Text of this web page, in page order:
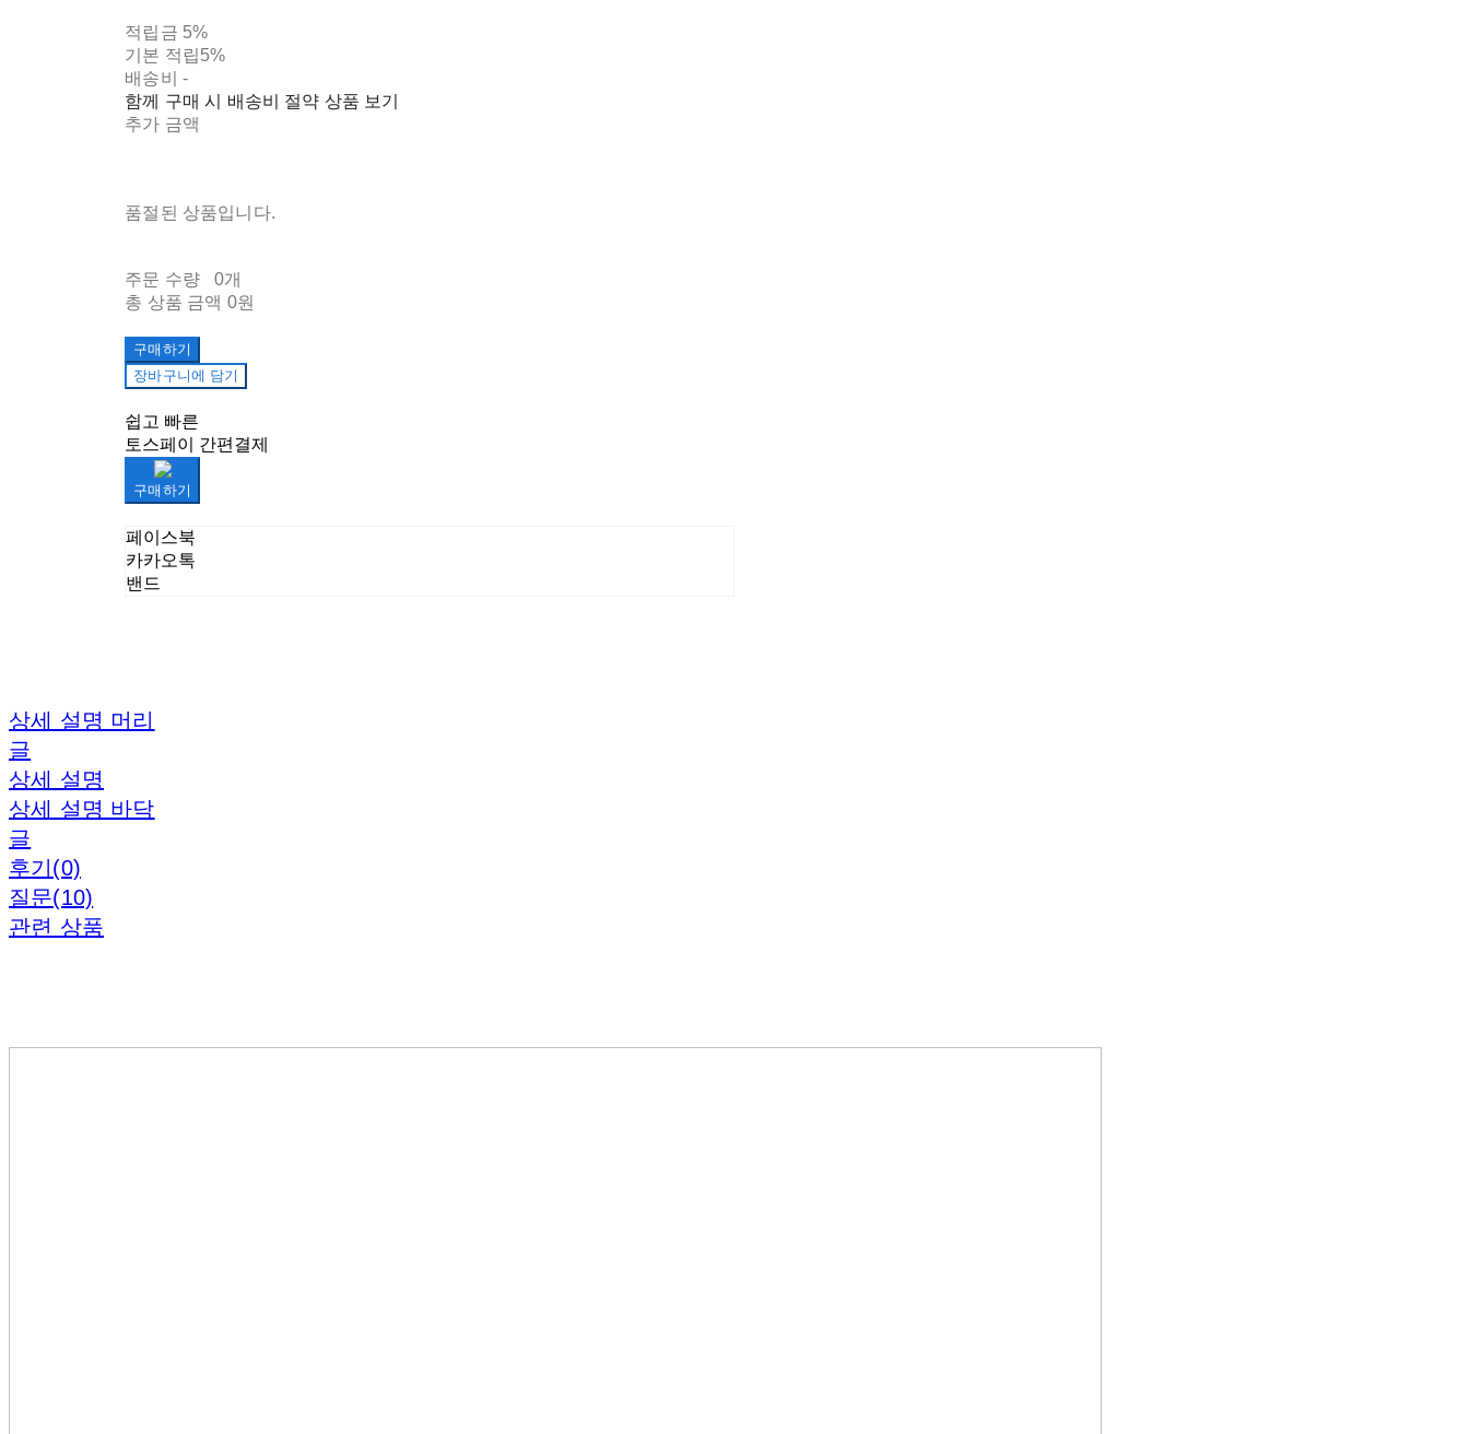
적립금 5%
기본 적립5%
배송비 -
함께 구매 시 배송비 절약 상품 보기
추가 금액
품절된 상품입니다.
주문 수량
0개
총 상품 금액 0원
구매하기
장바구니에 담기
쉽고 빠른
토스페이 간편결제
구매하기
페이스북
카카오톡
밴드
상세 설명 머리
글
상세 설명
상세 설명 바닥
글
후기(0)
질문(10)
관련 상품